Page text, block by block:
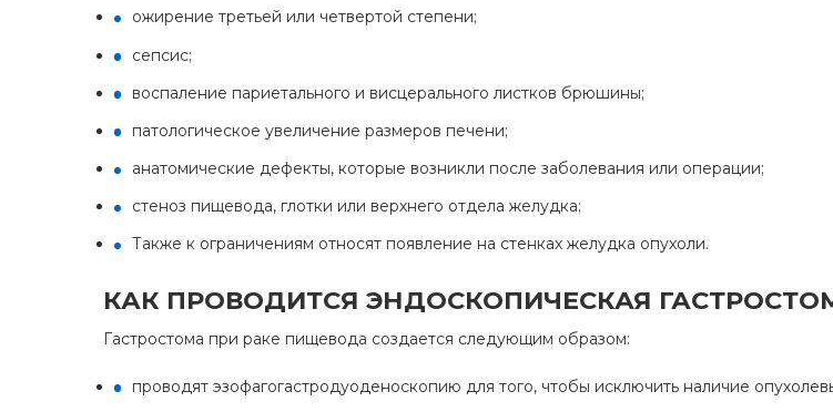
ожирение третьей или четвертой степени;
сепсис;
воспаление париетального и висцерального листков брюшины;
патологическое увеличение размеров печени;
анатомические дефекты, которые возникли после заболевания или операции;
стеноз пищевода, глотки или верхнего отдела желудка;
Также к ограничениям относят появление на стенках желудка опухоли.
КАК ПРОВОДИТСЯ ЭНДОСКОПИЧЕСКАЯ
Гастростома при раке пищевода создается следующим образом:
проводят эзофагогастродуоденоскопию для того, чтобы исключить наличие